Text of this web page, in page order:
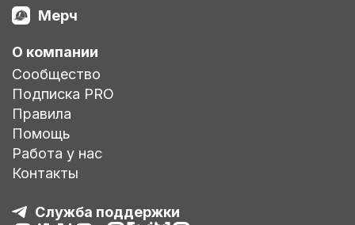
Мерч
О компании
Сообщество
Подписка PRO
Правила
Помощь
Работа у нас
Контакты
Служба поддержки